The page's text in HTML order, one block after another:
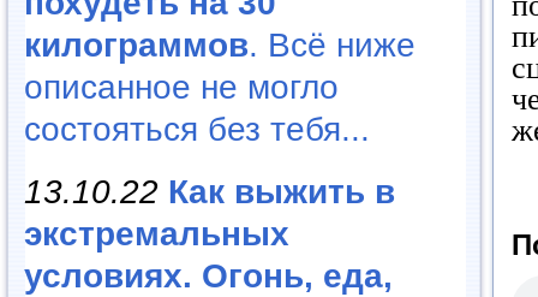
килограммов. Всё ниже
описанное не могло
состояться без тебя...
13.10.22 Как выжить в
экстремальных
условиях. Огонь, еда,